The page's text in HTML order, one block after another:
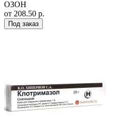
ОЗОН
от 208.50 р.
Под заказ